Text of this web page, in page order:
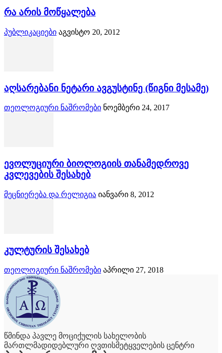
რა არის მოწყალება
პუბლიკაციები აგვისტო 20, 2012
აღსარებანი ნეტარი ავგუსტინე (წიგნი მესამე)
თეოლოგიური ნაშრომები ნოემბერი 24, 2017
ევოლუციური ბიოლოგიის თანამედროვე
კვლევების შესახებ
მეცნიერება და რელიგია იანვარი 8, 2012
კულტურის შესახებ
თეოლოგიური ნაშრომები აპრილი 27, 2018
წმინდა პავლე მოციქულის სახელობის
მართლმადიდებლური ღვთისმეტყველების ცენტრი